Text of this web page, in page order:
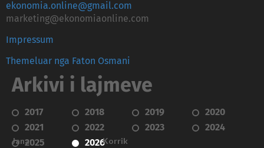
ekonomia.online@gmail.com
marketing@ekonomiaonline.com
Impressum
Themeluar nga Faton Osmani
Arkivi i lajmeve
2017 2018 2019
2020
2021
2022 2023
2024
2025
2026
Janar
Korrik